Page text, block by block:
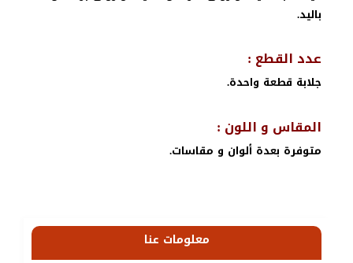
باليد.
عدد القطع :
جلابة قطعة واحدة.
المقاس و اللون :
متوفرة بعدة ألوان و مقاسات.
معلومات عنا